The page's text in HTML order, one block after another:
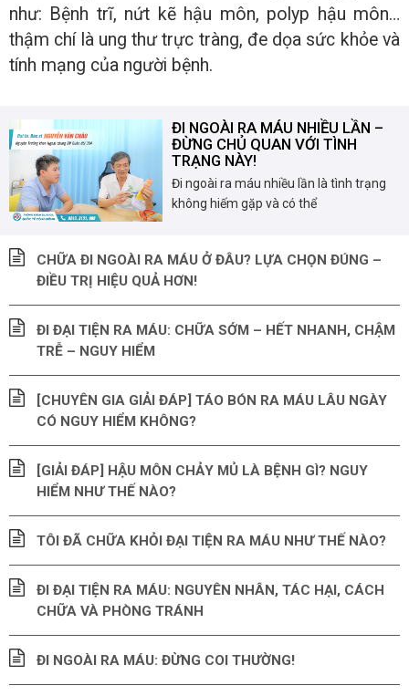
như: Bệnh trĩ, nứt kẽ hậu môn, polyp hậu môn…
thậm chí là ung thư trực tràng, đe dọa sức khỏe và
tính mạng của người bệnh.
ĐI NGOÀI RA MÁU NHIỀU LẦN –
ĐỪNG CHỦ QUAN VỚI TÌNH
TRẠNG NÀY!
Đi ngoài ra máu nhiều lần là tình trạng
không hiếm gặp và có thể
CHỮA ĐI NGOÀI RA MÁU Ở ĐÂU? LỰA CHỌN ĐÚNG –
ĐIỀU TRỊ HIỆU QUẢ HƠN!
ĐI ĐẠI TIỆN RA MÁU: CHỮA SỚM – HẾT NHANH, CHẬM
TRỄ – NGUY HIỂM
[CHUYÊN GIA GIẢI ĐÁP] TÁO BÓN RA MÁU LÂU NGÀY
CÓ NGUY HIỂM KHÔNG?
[GIẢI ĐÁP] HẬU MÔN CHẢY MỦ LÀ BỆNH GÌ? NGUY
HIỂM NHƯ THẾ NÀO?
TÔI ĐÃ CHỮA KHỎI ĐẠI TIỆN RA MÁU NHƯ THẾ NÀO?
ĐI ĐẠI TIỆN RA MÁU: NGUYÊN NHÂN, TÁC HẠI, CÁCH
CHỮA VÀ PHÒNG TRÁNH
ĐI NGOÀI RA MÁU: ĐỪNG COI THƯỜNG!